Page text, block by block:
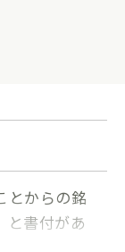
とからの銘
と書付があ